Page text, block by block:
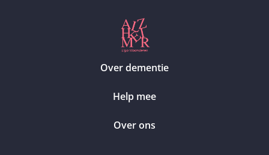
Over dementie
Help mee
Over ons